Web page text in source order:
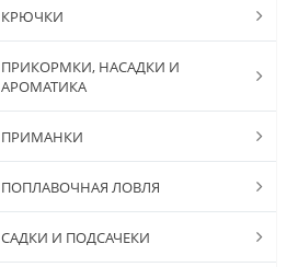
КРЮЧКИ
ПРИКОРМКИ, НАСАДКИ И
АРОМАТИКА
ПРИМАНКИ
ПОПЛАВОЧНАЯ ЛОВЛЯ
САДКИ И ПОДСАЧЕКИ